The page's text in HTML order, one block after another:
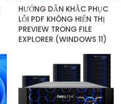
HƯỚNG DẪN KHẮC PHỤC
LỖI PDF KHÔNG HIỂN THỊ
PREVIEW TRONG FILE
EXPLORER (WINDOWS 11)